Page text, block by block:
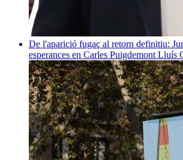
De l'aparició fugaç al retorn definitiu:
esperances en Carles Puigdemont Lluís